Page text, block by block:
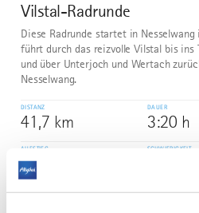
2
Vilstal-Radrunde
Diese Radrunde startet in Nesselwang
führt durch das reizvolle Vilstal bis ins
und über Unterjoch und Wertach
Nesselwang.
DISTANZ
41,7 km
DAUER
3:20 h
AUFSTIEG
316 m
SCHWIERIGKEIT